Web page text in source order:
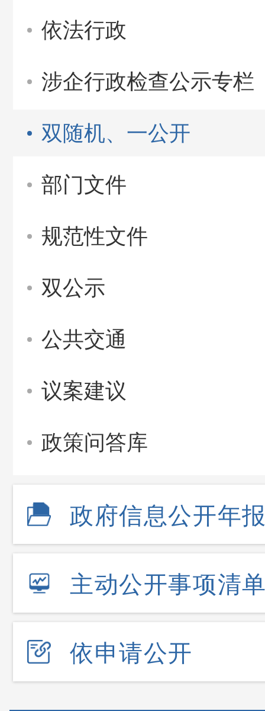
依法行政
涉企行政检查公示专栏
双随机、一公开
部门文件
规范性文件
双公示
公共交通
议案建议
政策问答库
政府信息公开年
主动公开事项清
依申请公开